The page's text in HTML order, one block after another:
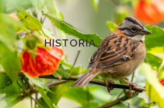
HISTORIA